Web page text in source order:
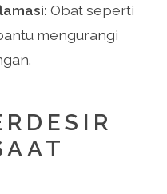
Obat seperti
mengurangi